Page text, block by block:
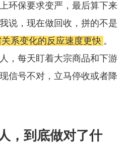
环保要求变严，最后算下来
说，现在做回收，拼的不是
系变化的反应速度更快 。
，每天盯着大宗商品和下游
信号不对，立马停收或者降
，到底做对了什